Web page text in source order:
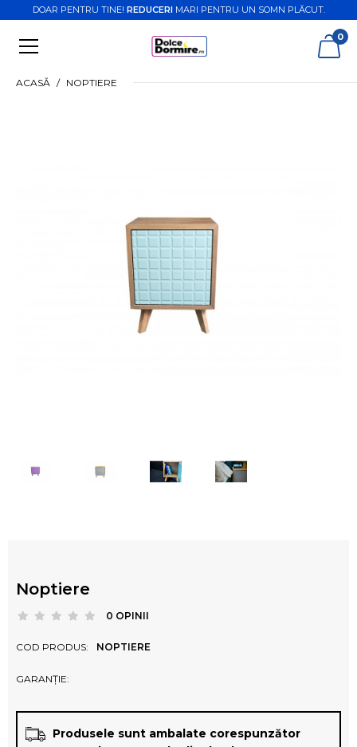
DOAR PENTRU TINE! REDUCERIMARI PENTRU UN SOMN PLĂCUT.
0
ACASĂ NOPTIERE
Noptiere
0 OPINII
COD PRODUS:
GARANȚIE:
NOPTIERE
Produsele sunt ambalate corespunzător